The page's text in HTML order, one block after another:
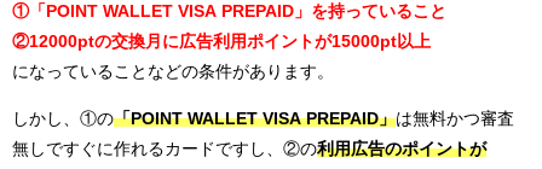
①「POINT WALLET VISA PREPAID」を持っていること
②12000ptの交換月に広告利用ポイントが15000pt以上
になっていることなどの条件があります。
しかし、①の「POINT WALLET VISA PREPAID」は無料かつ審査
無しですぐに作れるカードですし、②の利用広告のポイントが